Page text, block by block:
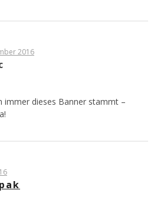
2016
immer dieses Banner stammt –